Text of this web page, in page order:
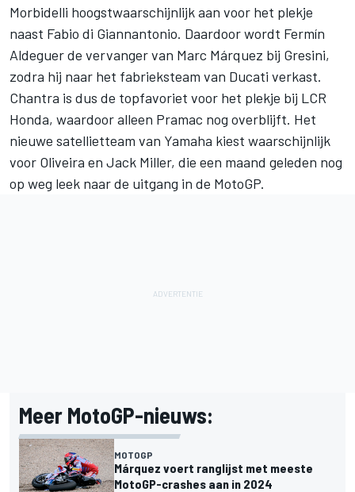
Morbidelli hoogstwaarschijnlijk aan voor het plekje
naast Fabio di Giannantonio. Daardoor wordt Fermín
Aldeguer de vervanger van Marc Márquez bij Gresini,
zodra hij naar het fabrieksteam van Ducati verkast.
Chantra is dus de topfavoriet voor het plekje bij LCR
Honda, waardoor alleen Pramac nog overblijft. Het
nieuwe satellietteam van Yamaha kiest waarschijnlijk
voor Oliveira en Jack Miller, die een maand geleden nog
op weg leek naar de uitgang in de MotoGP.
Meer MotoGP-nieuws:
MOTOGP
Márquez voert ranglijst met meeste
MotoGP-crashes aan in 2024